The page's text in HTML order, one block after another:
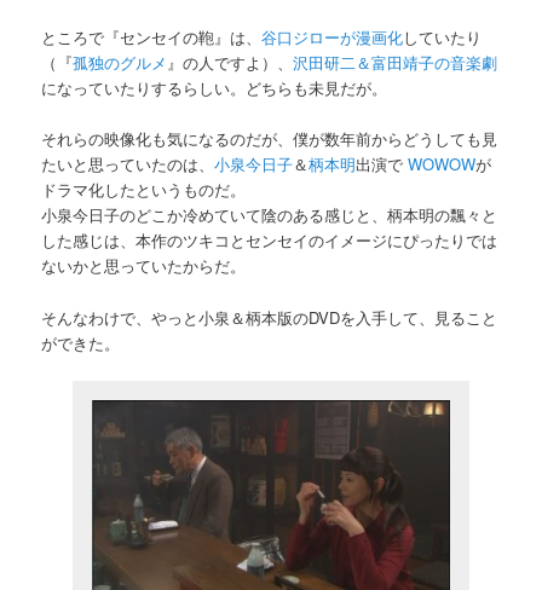
ところで『センセイの鞄』は、谷口ジローが漫画化していたり
（『孤独のグルメ』の人ですよ）、沢田研二＆富田靖子の音楽劇
になっていたりするらしい。どちらも未見だが。
それらの映像化も気になるのだが、僕が数年前からどうしても見
たいと思っていたのは、小泉今日子＆柄本明出演でWOWOWが
ドラマ化したというものだ。
小泉今日子のどこか冷めていて陰のある感じと、柄本明の飄々と
した感じは、本作のツキコとセンセイのイメージにぴったりでは
ないかと思っていたからだ。
そんなわけで、やっと小泉＆柄本版のDVDを入手して、見ること
ができた。